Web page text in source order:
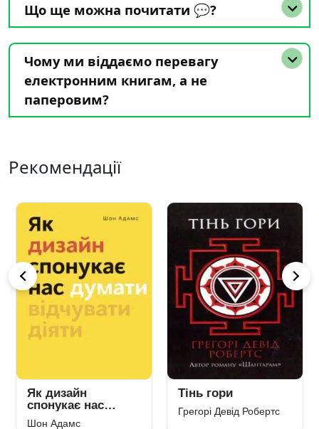
Що ще можна почитати 💬?
Чому ми віддаємо перевагу
електронним книгам, а не
паперовим?
Рекомендації
Як дизайн
спонукає нас
думати
Шон Адамс
Тінь гори
Грегорі Девід Робертс